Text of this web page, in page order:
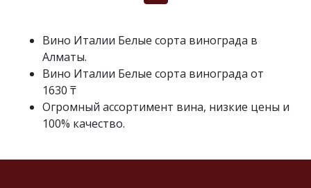
Вино Италии Белые сорта винограда в
Алматы.
Вино Италии Белые сорта винограда от
1630 ₸
Огромный ассортимент вина, низкие цены и
100% качество.